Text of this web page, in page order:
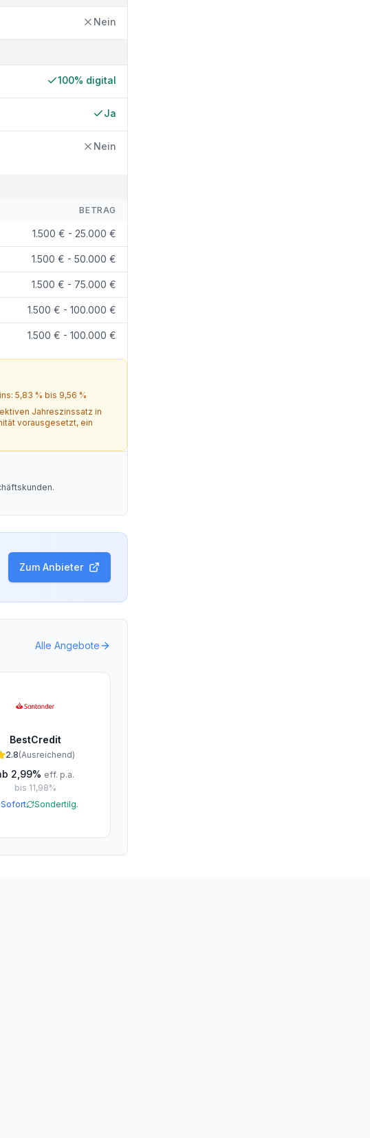
Nein
100% digital
Ja
Nein
BETRAG
1.500 € - 25.000 €
1.500 € - 50.000 €
1.500 € - 75.000 €
1.500 € - 100.000 €
1.500 € - 100.000 €
5,83 % bis 9,56 %
Jahreszinssatz in
vorausgesetzt, ein
Zum Anbieter
Alle Angebote
BestCredit
2.8(Ausreichend)
2,99% eff. p.a.
bis 11,98%
Sofort
Sondertilg.